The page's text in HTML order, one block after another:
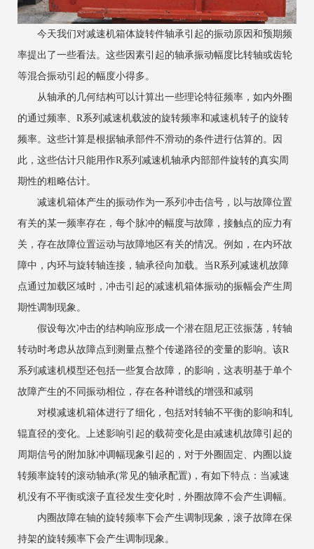
今天我们对减速机箱体旋转件轴承引起的振动原因和预期频
率提出了一些看法。这些因素引起的轴承振动幅度比转轴或齿轮
等混合振动引起的幅度小得多。
从轴承的几何结构可以计算出一些理论特征频率，如内外圈
的通过频率、R系列减速机载波的旋转频率和减速机转子的旋转
频率。这些计算是根据轴承部件不滑动的条件进行估算的。因
此，这些估计只能用作R系列减速机轴承内部部件旋转的真实周
期性的粗略估计。
减速机箱体产生的振动作为一系列冲击信号，以与故障位置
有关的某一频率存在，每个脉冲的幅度与故障，接触点的应力有
关，存在故障位置运动与故障地区有关的情况。例如，在内环故
障中，内环与旋转轴连接，轴承径向加载。当R系列减速机故障
点通过加载区域时，冲击引起的减速机箱体振动的振幅会产生周
期性调制现象。
假设每次冲击的结构响应形成一个潜在阻尼正弦振荡，转轴
转动时考虑从故障点到测量点整个传递路径的变量的影响。该R
系列减速机模型还包括一些复合故障，的影响，这表明基于单个
故障产生的不同振动相位，存在各种谱线的增强和减弱
对模减速机箱体进行了细化，包括对转轴不平衡的影响和轧
辊直径的变化。上述影响引起的载荷变化是由减速机故障引起的
周期信号的附加脉冲调幅现象引起的，对于外圈固定、内圈以旋
转频率旋转的滚动轴承(常见的轴承配置)，有如下特点：当减速
机没有不平衡或滚子直径发生变化时，外圈故障不会产生调幅。
内圈故障在轴的旋转频率下会产生调制现象，滚子故障在保
持架的旋转频率下会产生调制现象。